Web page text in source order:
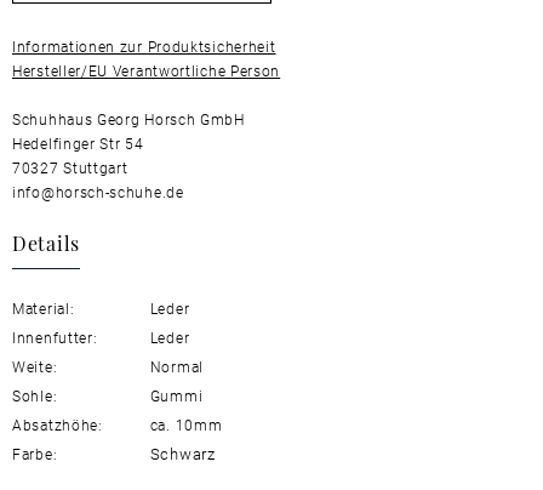
Informationen zur Produktsicherheit
Hersteller/EU Verantwortliche Person
Schuhhaus Georg Horsch GmbH
Hedelfinger Str 54
70327 Stuttgart
info@horsch-schuhe.de
Details
Material:
Leder
Innenfutter:
Leder
Weite:
Normal
Sohle:
Gummi
Absatzhöhe:
ca. 10mm
Farbe:
Schwarz